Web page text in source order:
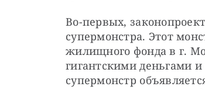
Во-первых,
супермонстра. Этот
жилищного фонда в г.
гигантскими деньгами
супермонстр